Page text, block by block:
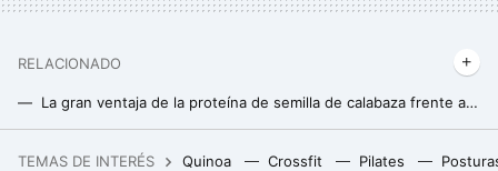
RELACIONADO
La gran ventaja de la proteína de semilla de calabaza frente a otras proteínas vegetales
TEMAS DE INTERÉS Quinoa Crossfit Pilates